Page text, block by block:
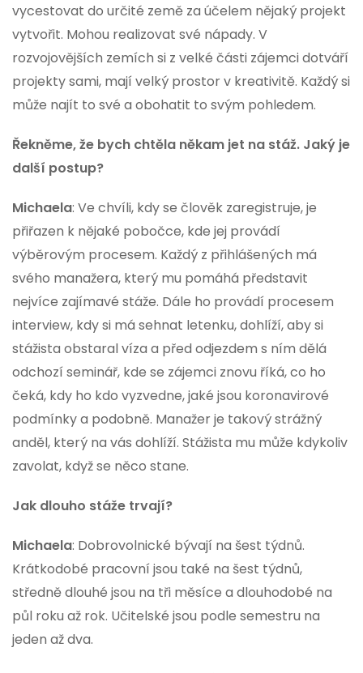
vycestovat do určité země za účelem nějaký projekt
vytvořit. Mohou realizovat své nápady. V
rozvojovějších zemích si z velké části zájemci dotváří
projekty sami, mají velký prostor v kreativitě. Každý si
může najít to své a obohatit to svým pohledem.
Řekněme, že bych chtěla někam jet na stáž. Jaký je
další postup?
Michaela: Ve chvíli, kdy se člověk zaregistruje, je
přiřazen k nějaké pobočce, kde jej provádí
výběrovým procesem. Každý z přihlášených má
svého manažera, který mu pomáhá představit
nejvíce zajímavé stáže. Dále ho provádí procesem
interview, kdy si má sehnat letenku, dohlíží, aby si
stážista obstaral víza a před odjezdem s ním dělá
odchozí seminář, kde se zájemci znovu říká, co ho
čeká, kdy ho kdo vyzvedne, jaké jsou koronavirové
podmínky a podobně. Manažer je takový strážný
anděl, který na vás dohlíží. Stážista mu může kdykoliv
zavolat, když se něco stane.
Jak dlouho stáže trvají?
Michaela: Dobrovolnické bývají na šest týdnů.
Krátkodobé pracovní jsou také na šest týdnů,
středně dlouhé jsou na tři měsíce a dlouhodobé na
půl roku až rok. Učitelské jsou podle semestru na
jeden až dva.